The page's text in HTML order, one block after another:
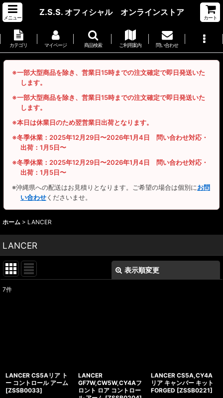
メニュー
Z.S.S. オフィシャル オンラインストア
カート
カテゴリ マイページ 商品検索 ご利用案内 問い合わせ
※一部大型商品を除き、営業日15時までの注文確定で即日発送いた
します。
※一部大型商品を除き、営業日15時までの注文確定で即日発送いた
します。
※本日は休業日のため翌営業日出荷となります。
※冬季休業：2025年12月29日〜2026年1月4日 問い合わせ対応・
出荷：1月5日〜
※冬季休業：2025年12月29日〜2026年1月4日 問い合わせ対応・
出荷：1月5日〜
※沖縄県への配送はお見積りとなります。ご希望の場合は個別にお問
い合わせくださいませ。
ホーム > LANCER
LANCER
表示順変更
7件
LANCER CS5Aリア ト
ー コントロール アーム
[ZSSB0033]
LANCER
GF7W,CW5W,CY4Aフ
ロント ロア コントロー
LANCER CS5A,CY4A
リア キャンバー キット
FORGED [ZSSB0221]